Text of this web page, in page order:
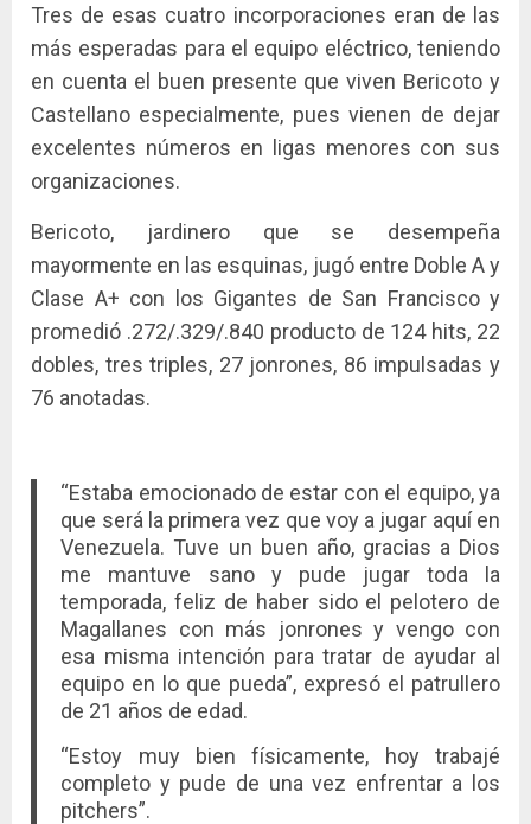
Tres de esas cuatro incorporaciones eran de las
más esperadas para el equipo eléctrico, teniendo
en cuenta el buen presente que viven Bericoto y
Castellano especialmente, pues vienen de dejar
excelentes números en ligas menores con sus
organizaciones.
Bericoto, jardinero que se desempeña
mayormente en las esquinas, jugó entre Doble A y
Clase A+ con los Gigantes de San Francisco y
promedió .272/.329/.840 producto de 124 hits, 22
dobles, tres triples, 27 jonrones, 86 impulsadas y
76 anotadas.
“Estaba emocionado de estar con el equipo, ya
que será la primera vez que voy a jugar aquí en
Venezuela. Tuve un buen año, gracias a Dios
me mantuve sano y pude jugar toda la
temporada, feliz de haber sido el pelotero de
Magallanes con más jonrones y vengo con
esa misma intención para tratar de ayudar al
equipo en lo que pueda”, expresó el patrullero
de 21 años de edad.
“Estoy muy bien físicamente, hoy trabajé
completo y pude de una vez enfrentar a los
pitchers”.